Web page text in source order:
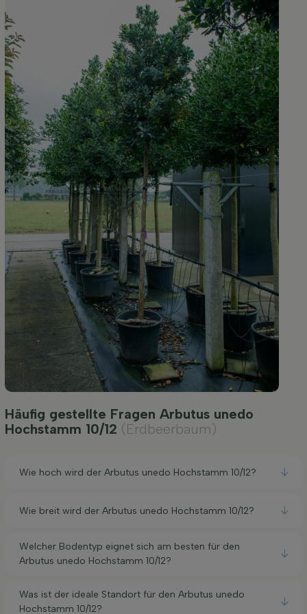
Häufig gestellte Fragen Arbutus unedo
Hochstamm 10/12 (Erdbeerbaum)
Wie hoch wird der Arbutus unedo Hochstamm 10/12?
Wie breit wird der Arbutus unedo Hochstamm 10/12?
Welcher Bodentyp eignet sich am besten für den
Arbutus unedo Hochstamm 10/12?
Was ist der ideale Standort für den Arbutus unedo
Hochstamm 10/12?